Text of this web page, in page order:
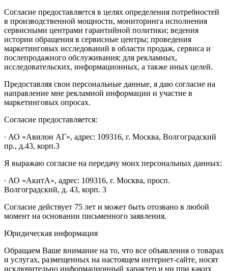
Согласие предоставляется в целях определения потребностей
в производственной мощности, мониторинга исполнения
сервисными центрами гарантийной политики; ведения
истории обращения в сервисные центры; проведения
маркетинговых исследований в области продаж, сервиса и
послепродажного обслуживания; для рекламных,
исследовательских, информационных, а также иных целей.
Предоставляя свои персональные данные, я даю согласие на
направление мне рекламной информации и участие в
маркетинговых опросах.
Согласие предоставляется:
∙ АО «Авилон АГ», адрес: 109316, г. Москва, Волгоградский
пр., д.43, корп.3
Я выражаю согласие на передачу моих персональных данных:
∙ АО «АкитА», адрес: 109316, г. Москва, просп.
Волгоградский, д. 43, корп. 3
Согласие действует 75 лет и может быть отозвано в любой
момент на основании письменного заявления.
Юридическая информация
Обращаем Ваше внимание на то, что все объявления о товарах
и услугах, размещенных на настоящем интернет-сайте, носят
исключительно информационный характер и ни при каких